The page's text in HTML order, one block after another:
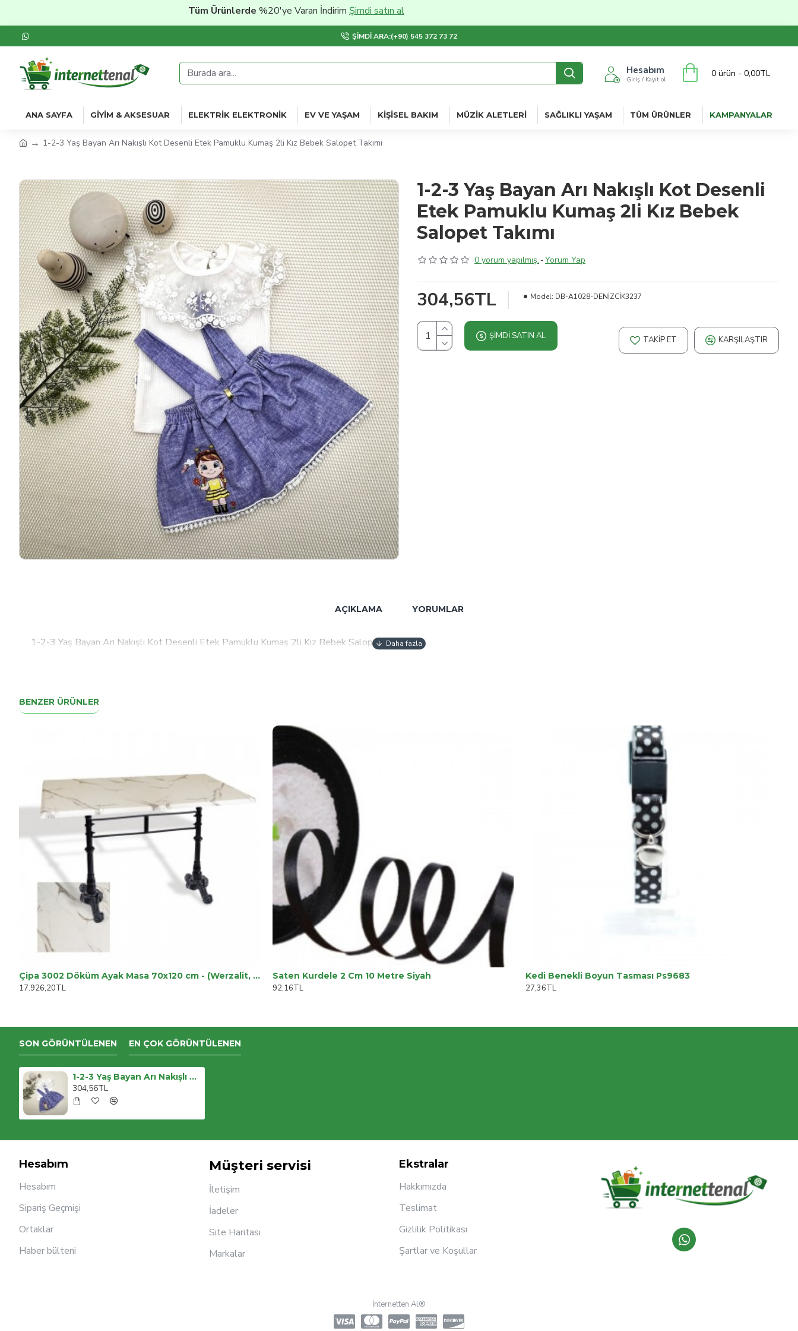
Tüm Ürünlerde%20'ye Varan İndirimŞimdi satın al
ŞIMDI ARA:(+90) 545 372 73 72
Hesabım
Giriş / Kayıt ol
0 ürün - 0,00TL
ANA SAYFA GIYIM & AKSESUAR ELEKTRIK ELEKTRONIK EV VE YAŞAM KIŞISEL BAKIM MÜZIK ALETLERI SAĞLIKLI YAŞAM TÜM ÜRÜNLER KAMPANYALAR
1-2-3 Yaş Bayan Arı Nakışlı Kot Desenli Etek Pamuklu Kumaş 2li Kız Bebek Salopet Takımı
1-2-3 Yaş Bayan Arı Nakışlı Kot Desenli
Etek Pamuklu Kumaş 2li Kız Bebek
Salopet Takımı
0 yorum yapılmış. -Yorum Yap
304,56TL Model: DB-A1028-DENİZCİK3237
ŞIMDI SATIN AL TAKIP ET KARŞILAŞTIR
AÇIKLAMA YORUMLAR
1-2-3 Yaş Bayan Arı Nakışlı Kot Desenli Etek Pamuklu Kumaş 2li Kız Bebek Salopet Takımı
BENZER ÜRÜNLER
Çipa 3002 Döküm Ayak Masa 70x120 cm - (Werzalit, Wermodin ve Allzalit Tabla) - Afyon Mermer
17.926,20TL
Saten Kurdele 2 Cm 10 Metre Siyah
92,16TL
Kedi Benekli Boyun Tasması Ps9683
27,36TL
SON GÖRÜNTÜLENEN EN ÇOK GÖRÜNTÜLENEN
1-2-3 Yaş Bayan Arı Nakışlı Kot Desenli Etek Pamuklu Kumaş 2li Kız Bebek Salopet Takımı
304,56TL
Hesabım
Hesabım
Sipariş Geçmişi
Ortaklar
Haber bülteni
Müşteri servisi
İletişim
İadeler
Site Haritası
Markalar
Ekstralar
Hakkımızda
Teslimat
Gizlilik Politikası
Şartlar ve Koşullar
İnternetten Al®